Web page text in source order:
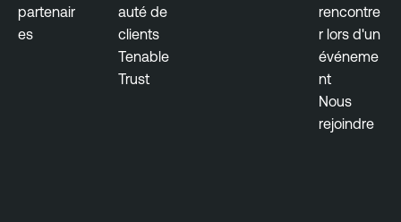
partenair
es
auté de
clients
Tenable
Trust
rencontre
r lors d'un
événeme
nt
Nous
rejoindre